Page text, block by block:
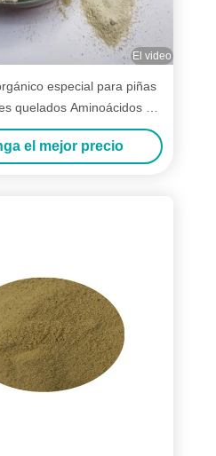
El video
especial para piñas
quelados Aminoácidos Cu
Fe Zn Mn
el mejor precio